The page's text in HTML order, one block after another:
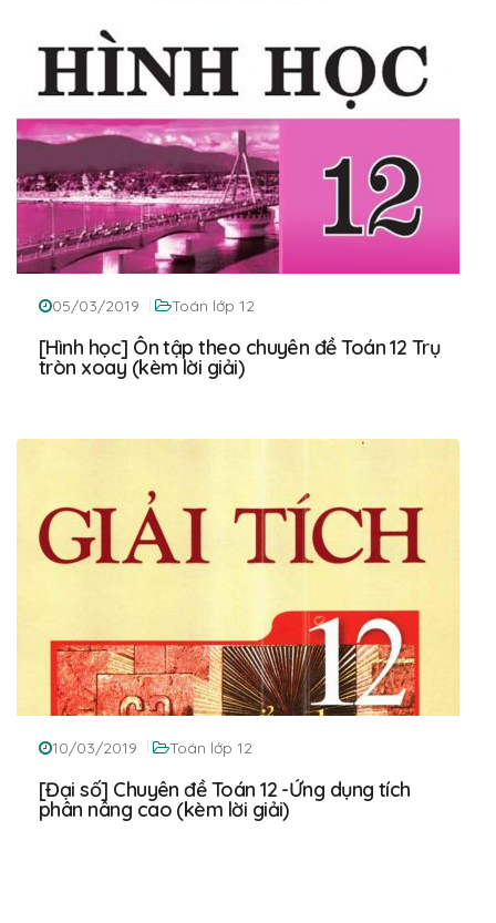
05/03/2019 Toán lớp 12
[Hình học] Ôn tập theo chuyên đề Toán 12 Trụ
tròn xoay (kèm lời giải)
10/03/2019 Toán lớp 12
[Đại số] Chuyên đề Toán 12 -Ứng dụng tích
phân nâng cao (kèm lời giải)